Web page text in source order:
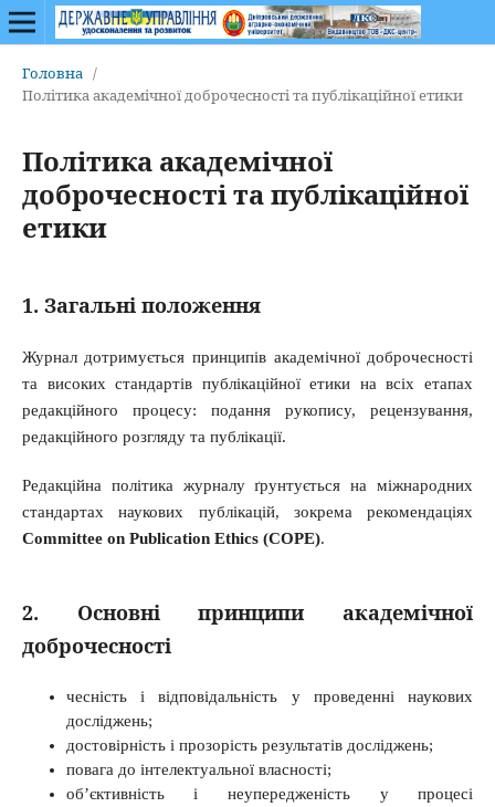
Головна /
Політика академічної доброчесності та публікаційної етики
Політика академічної
доброчесності та публікаційної
етики
1. Загальні положення
Журнал дотримується принципів академічної доброчесності
та високих стандартів публікаційної етики на всіх етапах
редакційного процесу: подання рукопису, рецензування,
редакційного розгляду та публікації.
Редакційна політика журналу ґрунтується на міжнародних
стандартах наукових публікацій, зокрема рекомендаціях
Committee on Publication Ethics (COPE).
2. Основні принципи академічної
доброчесності
чесність і відповідальність у проведенні наукових
досліджень;
достовірність і прозорість результатів досліджень;
повага до інтелектуальної власності;
об’єктивність і неупередженість у процесі